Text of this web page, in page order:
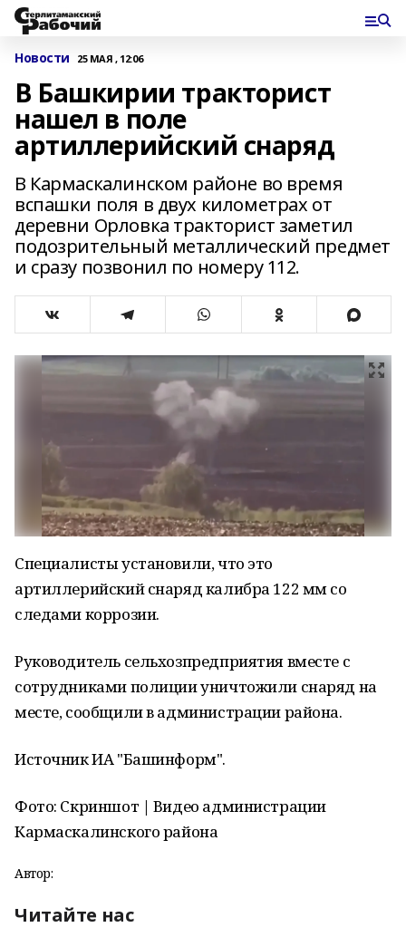
Новости 25 МАЯ , 12:06
В Башкирии тракторист
нашел в поле
артиллерийский снаряд
В Кармаскалинском районе во время
вспашки поля в двух километрах от
деревни Орловка тракторист заметил
подозрительный металлический предмет
и сразу позвонил по номеру 112.
Специалисты установили, что это
артиллерийский снаряд калибра 122 мм со
следами коррозии.
Руководитель сельхозпредприятия вместе с
сотрудниками полиции уничтожили снаряд на
месте, сообщили в администрации района.
Источник ИА "Башинформ".
Фото: Скриншот | Видео администрации
Кармаскалинского района
Автор:
Читайте нас